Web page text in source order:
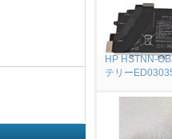
HP HSTNN-
テリー